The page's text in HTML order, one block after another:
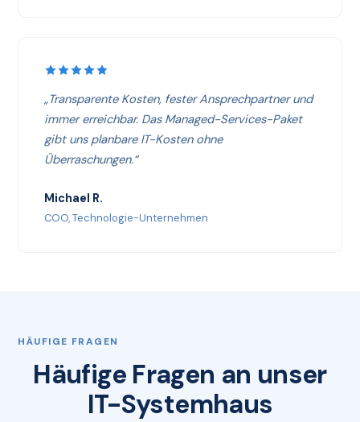
„Transparente Kosten, fester Ansprechpartner und
immer erreichbar. Das Managed-Services-Paket
gibt uns planbare IT-Kosten ohne
Überraschungen.“
Michael R.
COO, Technologie-Unternehmen
HÄUFIGE FRAGEN
Häufige Fragen an unser
IT-Systemhaus